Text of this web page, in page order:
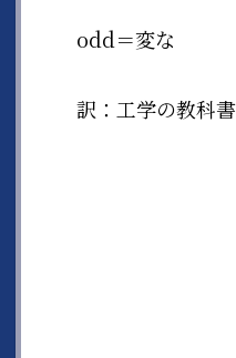
odd＝変な
訳：工学の教科